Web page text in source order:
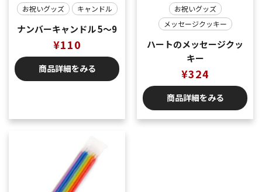
お祝いグッズ キャンドル
ナンバーキャンドル 5〜9
¥110
商品詳細をみる
お祝いグッズ
メッセージクッキー
ハートのメッセージクッ
キー
¥324
商品詳細をみる